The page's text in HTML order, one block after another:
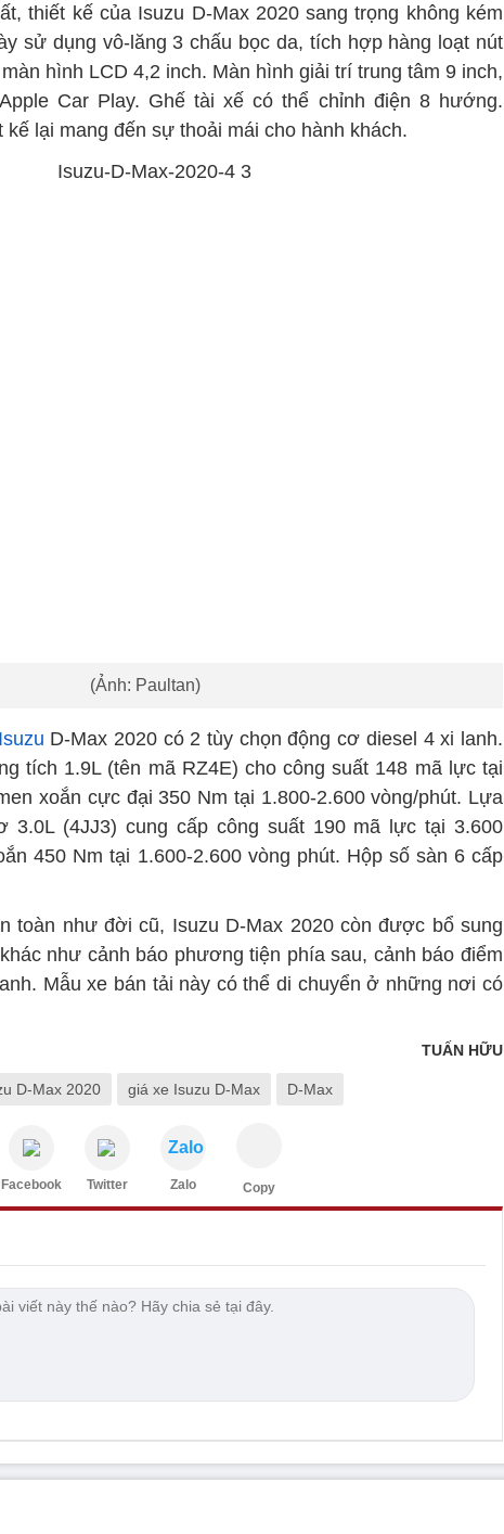
thiết kế của Isuzu D-Max 2020 sang trọng không kém
sử dụng vô-lăng 3 chấu bọc da, tích hợp hàng loạt nút
hình LCD 4,2 inch. Màn hình giải trí trung tâm 9 inch,
Car Play. Ghế tài xế có thể chỉnh điện 8 hướng.
lại mang đến sự thoải mái cho hành khách.
(Ảnh: Paultan)
Isuzu D-Max 2020 có 2 tùy chọn động cơ diesel 4 xi lanh.
tích 1.9L (tên mã RZ4E) cho công suất 148 mã lực tại
xoắn cực đại 350 Nm tại 1.800-2.600 vòng/phút. Lựa
3.0L (4JJ3) cung cấp công suất 190 mã lực tại 3.600
450 Nm tại 1.600-2.600 vòng phút. Hộp số sàn 6 cấp
toàn như đời cũ, Isuzu D-Max 2020 còn được bổ sung
như cảnh báo phương tiện phía sau, cảnh báo điểm
Mẫu xe bán tải này có thể di chuyển ở những nơi có
TUẤN HỮU
D-Max 2020 giá xe Isuzu D-Max D-Max
Facebook Twitter
Zalo
Zalo Copy